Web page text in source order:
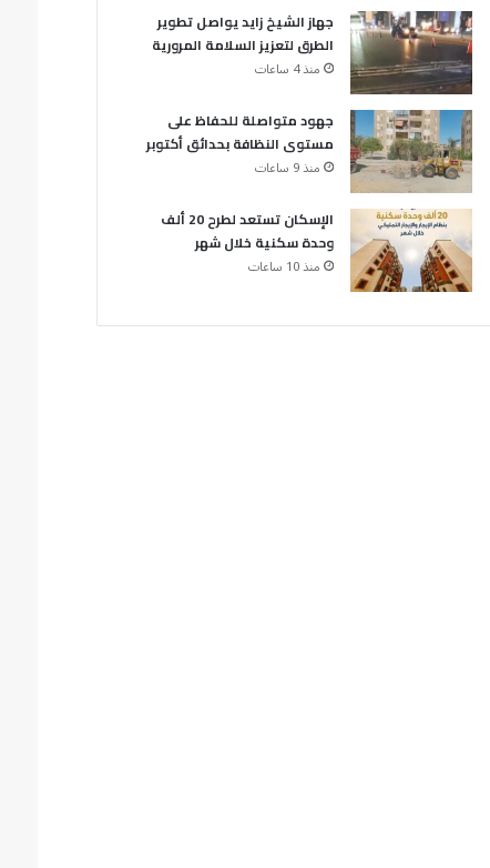
جهاز الشيخ زايد يواصل تطوير
الطرق لتعزيز السلامة المرورية
منذ 4 ساعات
جهود متواصلة للحفاظ على
مستوى النظافة بحدائق أكتوبر
منذ 9 ساعات
الإسكان تستعد لطرح 20 ألف
وحدة سكنية خلال شهر
منذ 10 ساعات